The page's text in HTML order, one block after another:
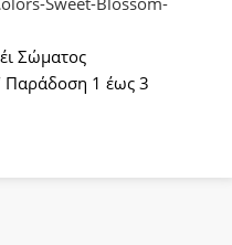
Σώματος
1 έως 3